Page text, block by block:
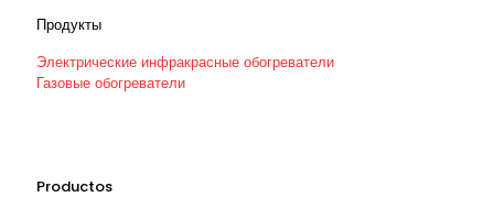
Продукты
Электрические инфракрасные обогреватели
Газовые обогреватели
Productos